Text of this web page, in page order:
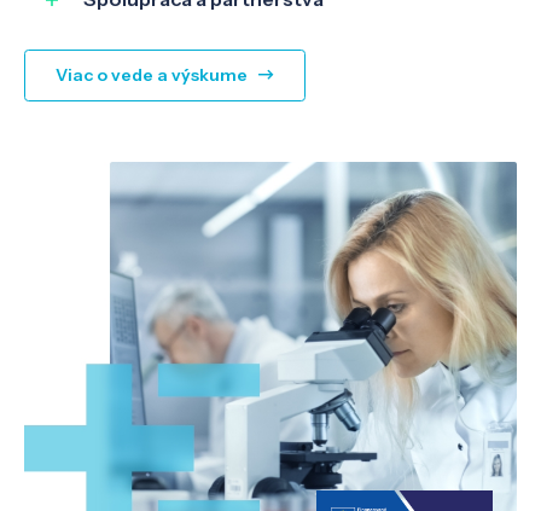
Viac o vede a výskume